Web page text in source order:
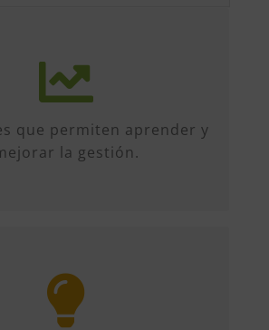
que permiten aprender y
la gestión.
50 iniciativas anuales de
diverso, sobre múltiples
formación, etc...
Encuentros entre
comparten información y